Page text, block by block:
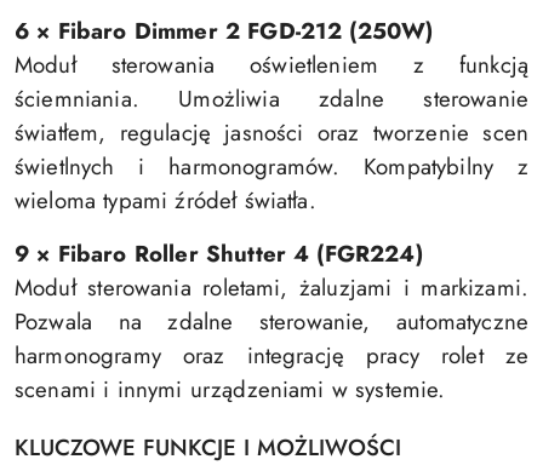
6 × Fibaro Dimmer 2 FGD-212 (250W)
Moduł sterowania oświetleniem z funkcją
ściemniania. Umożliwia zdalne sterowanie
światłem, regulację jasności oraz tworzenie scen
świetlnych i harmonogramów. Kompatybilny z
wieloma typami źródeł światła.
9 × Fibaro Roller Shutter 4 (FGR224)
Moduł sterowania roletami, żaluzjami i markizami.
Pozwala na zdalne sterowanie, automatyczne
harmonogramy oraz integrację pracy rolet ze
scenami i innymi urządzeniami w systemie.
KLUCZOWE FUNKCJE I MOŻLIWOŚCI